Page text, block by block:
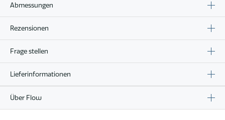
Abmessungen
Rezensionen
Frage stellen
Lieferinformationen
Über Flow